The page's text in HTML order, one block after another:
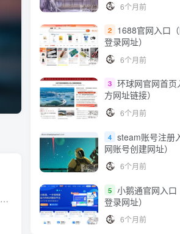
mkosi 是一个轻量级工具，用于从发行版软件包构建镜像。 本文介绍如何使用 mkosi 从 RHEL 和 RHEL 通用基础镜像Universal Base Image（UBI）的软件包构建镜像。 RHEL UBI 是 RHEL 的一个子集，...
6个月前
2
1688官网入口
登录网址）
6个月前
3 环球网官网首页
方网址链接）
6个月前
4 steam账号注册
网账号创建网址）
6个月前
5 小鹅通官网入口
登录网址）
6个月前